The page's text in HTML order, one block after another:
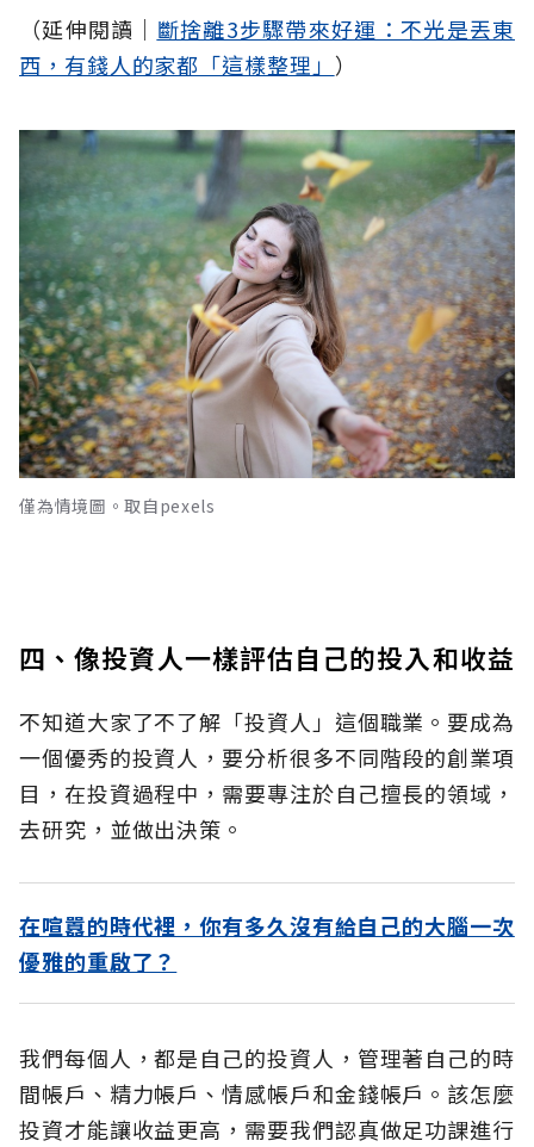
（延伸閱讀│ 斷捨離3步驟帶來好運：不光是丟東
西，有錢人的家都「這樣整理」 ）
僅為情境圖。取自pexels
四、像投資人一樣評估自己的投入和收益
不知道大家了不了解「投資人」這個職業。要成為
一個優秀的投資人，要分析很多不同階段的創業項
目，在投資過程中，需要專注於自己擅長的領域，
去研究，並做出決策。
在喧囂的時代裡，你有多久沒有給自己的大腦一次
優雅的重啟了？
我們每個人，都是自己的投資人，管理著自己的時
間帳戶、精力帳戶、情感帳戶和金錢帳戶。該怎麼
投資才能讓收益更高，需要我們認真做足功課進行